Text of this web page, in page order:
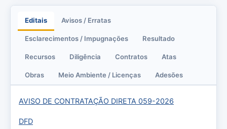
Editais Avisos / Erratas
Esclarecimentos / Impugnações Resultado
Recursos Diligência Contratos Atas
Obras Meio Ambiente / Licenças Adesões
AVISO DE CONTRATAÇÃO DIRETA 059-2026
DFD